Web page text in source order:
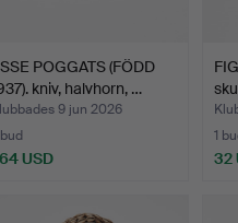
POGGATS (FÖDD
kniv, halvhorn, …
9 jun 2026
USD
1
32